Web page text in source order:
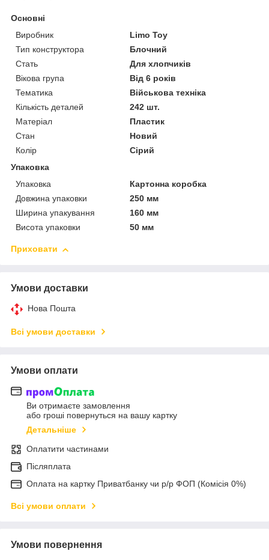
Основні
Виробник
Limo Toy
Тип конструктора
Блочний
Стать
Для хлопчиків
Вікова група
Від 6 років
Тематика
Військова техніка
Кількість деталей
242 шт.
Матеріал
Пластик
Стан
Новий
Колір
Сірий
Упаковка
Упаковка
Картонна коробка
Довжина упаковки
250 мм
Ширина упакування
160 мм
Висота упаковки
50 мм
Приховати
Умови доставки
Нова Пошта
Всі умови доставки
Умови оплати
Ви отримаєте замовлення
або гроші повернуться на вашу картку
Детальніше
Оплатити частинами
Післяплата
Оплата на картку Приватбанку чи р/р ФОП (Комісія 0%)
Всі умови оплати
Умови повернення